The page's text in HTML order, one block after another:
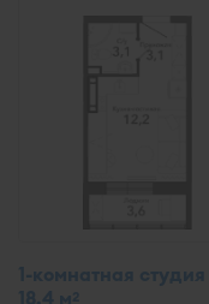
1-комнатная студия
18,4 м2